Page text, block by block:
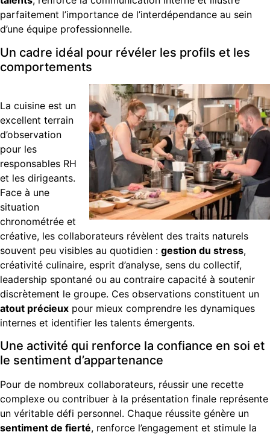
parfaitement l’importance de l’interdépendance au sein
d’une équipe professionnelle.
Un cadre idéal pour révéler les profils et les
comportements
La cuisine est un
excellent terrain
d’observation
pour les
responsables RH
et les dirigeants.
Face à une
situation
chronométrée et
créative, les collaborateurs révèlent des traits naturels
souvent peu visibles au quotidien : gestion du stress,
créativité culinaire, esprit d’analyse, sens du collectif,
leadership spontané ou au contraire capacité à soutenir
discrètement le groupe. Ces observations constituent un
atout précieux pour mieux comprendre les dynamiques
internes et identifier les talents émergents.
Une activité qui renforce la confiance en soi et
le sentiment d’appartenance
Pour de nombreux collaborateurs, réussir une recette
complexe ou contribuer à la présentation finale représente
un véritable défi personnel. Chaque réussite génère un
sentiment de fierté, renforce l’engagement et stimule la